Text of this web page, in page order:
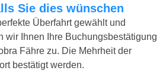
Sie dies wünschen
Überfahrt gewählt und
wir Ihnen Ihre Buchungsbestätigung
Fähre zu. Die Mehrheit der
bestätigt werden.